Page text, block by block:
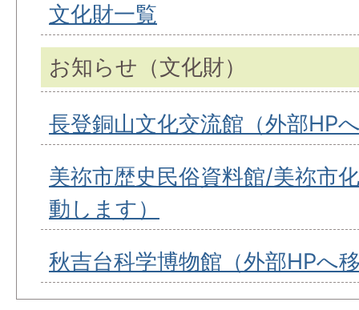
文化財一覧
お知らせ（文化財）
長登銅山文化交流館（外部HP
美祢市歴史民俗資料館/美祢市
動します）
秋吉台科学博物館（外部HPへ